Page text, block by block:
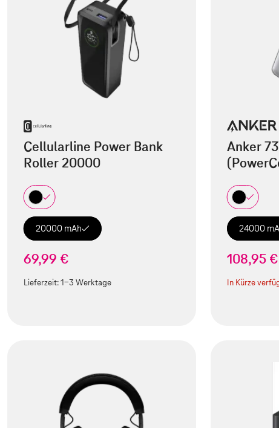
Cellularline Power Bank
Roller 20000
20000 mAh
69,99 €
Lieferzeit:1-3 Werktage
Anker
24000
108,95 €
In Kürze